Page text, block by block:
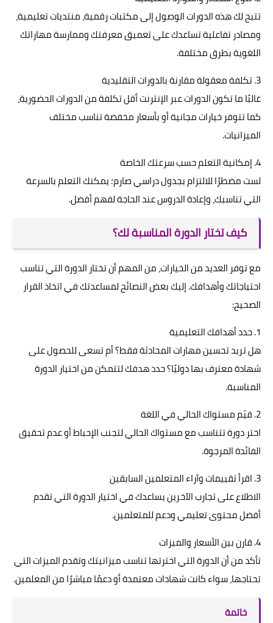
تتيح لك هذه الدورات الوصول إلى مكتبات رقمية، منتديات تعليمية،
ومصادر تفاعلية تساعدك على تعميق معرفتك وممارسة مهاراتك
اللغوية بطرق مختلفة.
3. تكلفة معقولة مقارنة بالدورات التقليدية
غالبًا ما تكون الدورات عبر الإنترنت أقل تكلفة من الدورات الحضورية،
كما تتوفر خيارات مجانية أو بأسعار مخفضة تناسب مختلف
الميزانيات.
4. إمكانية التعلم حسب سرعتك الخاصة
لست مضطرًا للالتزام بجدول دراسي صارم؛ يمكنك التعلم بالسرعة
التي تناسبك، وإعادة الدروس عند الحاجة لفهم أفضل.
كيف تختار الدورة المناسبة لك؟
مع توفر العديد من الخيارات، من المهم أن تختار الدورة التي تناسب
احتياجاتك وأهدافك. إليك بعض النصائح لمساعدتك في اتخاذ القرار
الصحيح:
1. حدد أهدافك التعليمية
هل تريد تحسين مهارات المحادثة فقط؟ أم تسعى للحصول على
شهادة معترف بها دوليًا؟ حدد هدفك لتتمكن من اختيار الدورة
المناسبة.
2. قيّم مستواك الحالي في اللغة
اختر دورة تتناسب مع مستواك الحالي لتجنب الإحباط أو عدم تحقيق
الفائدة المرجوة.
3. اقرأ تقييمات وآراء المتعلمين السابقين
الاطلاع على تجارب الآخرين يساعدك في اختيار الدورة التي تقدم
أفضل محتوى تعليمي ودعم للمتعلمين.
4. قارن بين الأسعار والميزات
تأكد من أن الدورة التي اخترتها تناسب ميزانيتك وتقدم الميزات التي
تحتاجها، سواء كانت شهادات معتمدة أو دعمًا مباشرًا من المعلمين.
خاتمة